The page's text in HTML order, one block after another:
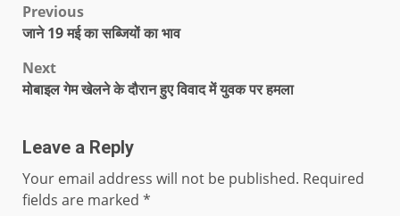
Previous
जाने 19 मई का सब्जियों का भाव
Next
मोबाइल गेम खेलने के दौरान हुए विवाद में युवक पर हमला
Leave a Reply
Your email address will not be published. Required
fields are marked *